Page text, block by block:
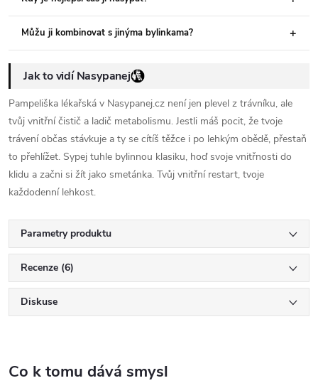
Můžu ji kombinovat s jinýma bylinkama?
Jak to vidí Nasypanej
Pampeliška lékařská v Nasypanej.cz není jen plevel z trávníku, ale
tvůj vnitřní čistič a ladič metabolismu. Jestli máš pocit, že tvoje
trávení občas stávkuje a ty se cítíš těžce i po lehkým obědě, přestaň
to přehlížet. Sypej tuhle bylinnou klasiku, hoď svoje vnitřnosti do
klidu a začni si žít jako smetánka. Tvůj vnitřní restart, tvoje
každodenní lehkost.
Parametry produktu
Recenze (6)
Diskuse
Co k tomu dává smysl